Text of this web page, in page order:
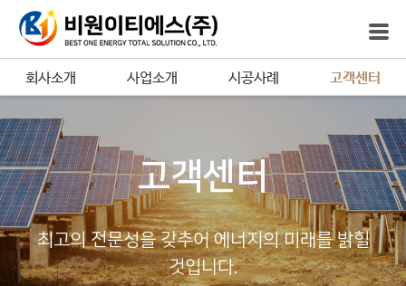
회사소개 사업소개 시공사례 고객센터
고객센터
최고의 전문성을 갖추어 에너지의 미래를 밝힐
것입니다.